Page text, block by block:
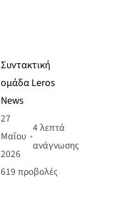
Συντακτική
ομάδα Leros
News
27
Μαΐου
2026
•
4 λεπτά
ανάγνωσης
619 προβολές